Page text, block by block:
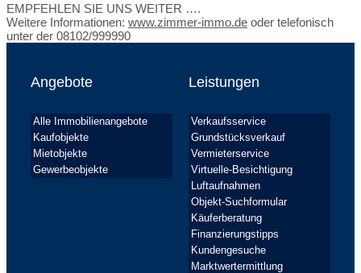
EMPFEHLEN SIE UNS WEITER ….
Weitere Informationen: www.zimmer-immo.de oder telefonisch
unter der 08102/999990
Angebote
Alle Immobilienangebote
Kaufobjekte
Mietobjekte
Gewerbeobjekte
Leistungen
Verkaufsservice
Grundstücksverkauf
Vermieterservice
Virtuelle-Besichtigung
Luftaufnahmen
Objekt-Suchformular
Käuferberatung
Finanzierungstipps
Kundengesuche
Marktwertermittlung